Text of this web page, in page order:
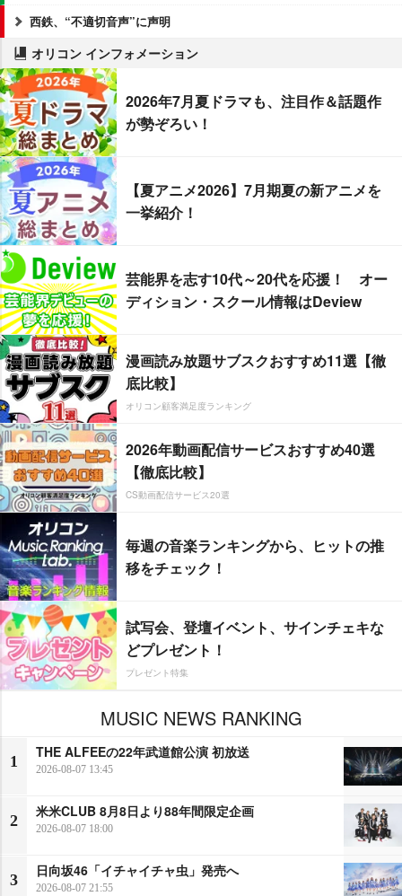
西鉄、“不適切音声”に声明
オリコン インフォメーション
2026年7月夏ドラマも、注目作＆話題作
が勢ぞろい！
【夏アニメ2026】7月期夏の新アニメを
一挙紹介！
芸能界を志す10代～20代を応援！ オー
ディション・スクール情報はDeview
漫画読み放題サブスクおすすめ11選【徹
底比較】
オリコン顧客満足度ランキング
2026年動画配信サービスおすすめ40選
【徹底比較】
CS動画配信サービス20選
毎週の音楽ランキングから、ヒットの推
移をチェック！
試写会、登壇イベント、サインチェキな
どプレゼント！
プレゼント特集
MUSIC NEWS RANKING
1
THE ALFEEの22年武道館公演 初放送
2026-08-07 13:45
2
米米CLUB 8月8日より88年間限定企画
2026-08-07 18:00
3
日向坂46「イチャイチャ虫」発売へ
2026-08-07 21:55